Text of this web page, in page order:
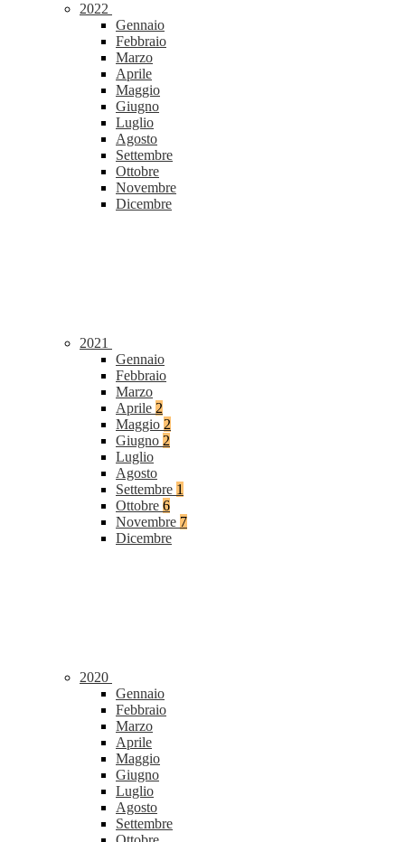
2022
Gennaio
Febbraio
Marzo
Aprile
Maggio
Giugno
Luglio
Agosto
Settembre
Ottobre
Novembre
Dicembre
2021
Gennaio
Febbraio
Marzo
Aprile 2
Maggio 2
Giugno 2
Luglio
Agosto
Settembre 1
Ottobre 6
Novembre 7
Dicembre
2020
Gennaio
Febbraio
Marzo
Aprile
Maggio
Giugno
Luglio
Agosto
Settembre